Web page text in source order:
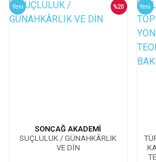
Yeni
SONÇAĞ AKADEMİ
SUÇLULUK / GÜNAHKÂRLIK
VE DİN
%20 Yeni